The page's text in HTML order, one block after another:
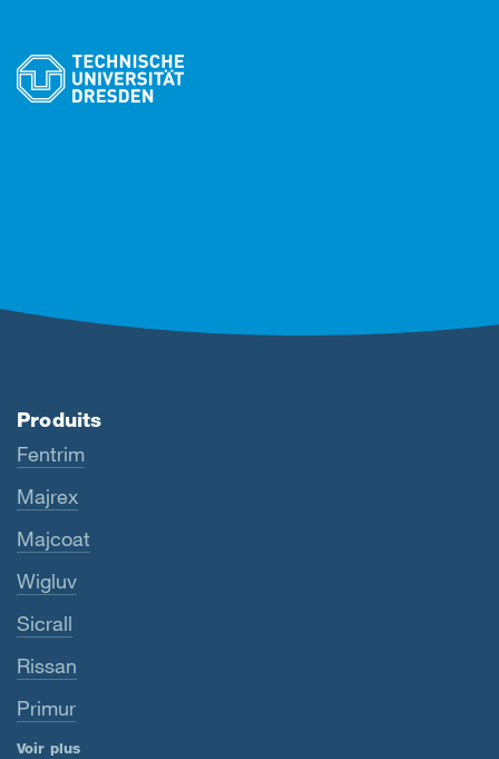
Produits
Fentrim
Majrex
Majcoat
Wigluv
Sicrall
Rissan
Primur
Voir plus